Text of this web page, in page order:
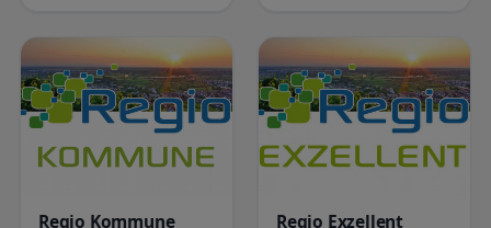
Perplexity als regionale…
unseren Socia…
Regio Kommune Regio Exzellent